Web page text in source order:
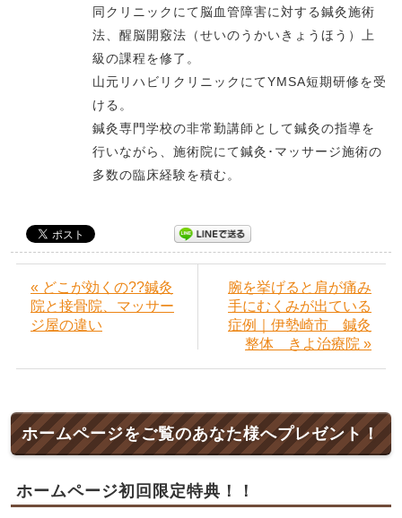
同クリニックにて脳血管障害に対する鍼灸施術
法、醒脳開竅法（せいのうかいきょうほう）上
級の課程を修了。
山元リハビリクリニックにてYMSA短期研修を受
ける。
鍼灸専門学校の非常勤講師として鍼灸の指導を
行いながら、施術院にて鍼灸･マッサージ施術の
多数の臨床経験を積む。
« どこが効くの??鍼灸
院と接骨院、マッサー
ジ屋の違い
腕を挙げると肩が痛み
手にむくみが出ている
症例｜伊勢崎市 鍼灸
整体 きよ治療院 »
ホームページをご覧のあなた様へプレゼント！
ホームページ初回限定特典！！